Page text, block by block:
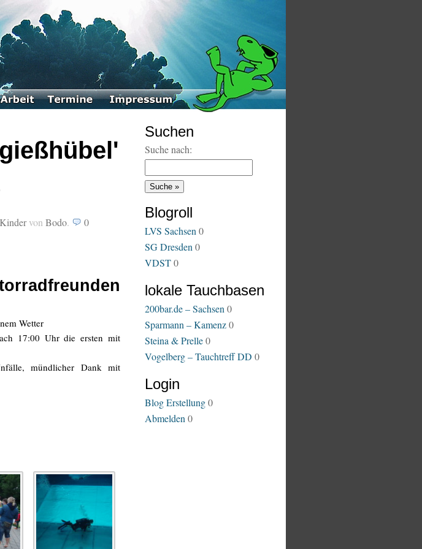
von Bodo.
0
Wetter
17:00 Uhr die ersten mit
mündlicher Dank mit
Suchen
Suche nach:
Blogroll
LVS Sachsen 0
SG Dresden 0
VDST0
lokale Tauchbasen
200bar.de – Sachsen 0
Sparmann – Kamenz0
Steina & Prelle0
Vogelberg – Tauchtreff DD 0
Login
Blog Erstellung0
Abmelden 0